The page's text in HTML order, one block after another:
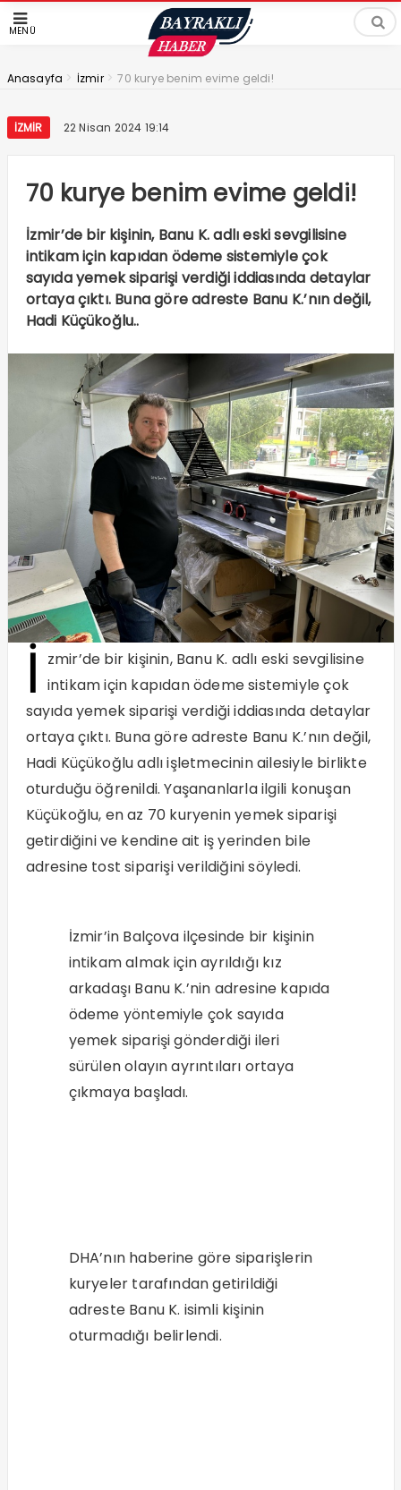
MENÜ
Anasayfa > İzmir >70 kurye benim evime geldi!
İZMIR 22 Nisan 2024 19:14
70 kurye benim evime geldi!
İzmir’de bir kişinin, Banu K. adlı eski sevgilisine
intikam için kapıdan ödeme sistemiyle çok
sayıda yemek siparişi verdiği iddiasında detaylar
ortaya çıktı. Buna göre adreste Banu K.’nın değil,
Hadi Küçükoğlu..
İ zmir’de bir kişinin, Banu K. adlı eski sevgilisine
intikam için kapıdan ödeme sistemiyle çok
sayıda yemek siparişi verdiği iddiasında detaylar
ortaya çıktı. Buna göre adreste Banu K.’nın değil,
Hadi Küçükoğlu adlı işletmecinin ailesiyle birlikte
oturduğu öğrenildi. Yaşananlarla ilgili konuşan
Küçükoğlu, en az 70 kuryenin yemek siparişi
getirdiğini ve kendine ait iş yerinden bile
adresine tost siparişi verildiğini söyledi.
İzmir’in Balçova ilçesinde bir kişinin
intikam almak için ayrıldığı kız
arkadaşı Banu K.’nin adresine kapıda
ödeme yöntemiyle çok sayıda
yemek siparişi gönderdiği ileri
sürülen olayın ayrıntıları ortaya
çıkmaya başladı.
DHA’nın haberine göre siparişlerin
kuryeler tarafından getirildiği
adreste Banu K. isimli kişinin
oturmadığı belirlendi.